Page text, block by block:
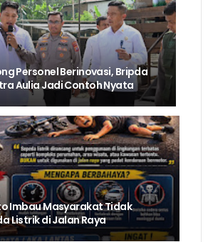
Personel Berinovasi, Bripda
Aulia Jadi Contoh Nyata
Imbau Masyarakat Tidak
Listrik di Jalan Raya